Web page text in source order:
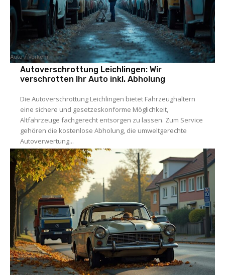
Auto / Verkehr
Autoverschrottung Leichlingen: Wir
verschrotten Ihr Auto inkl. Abholung
Die Autoverschrottung Leichlingen bietet Fahrzeughaltern
eine sichere und gesetzeskonforme Möglichkeit,
Altfahrzeuge fachgerecht entsorgen zu lassen. Zum Service
gehören die kostenlose Abholung, die umweltgerechte
Autoverwertung...